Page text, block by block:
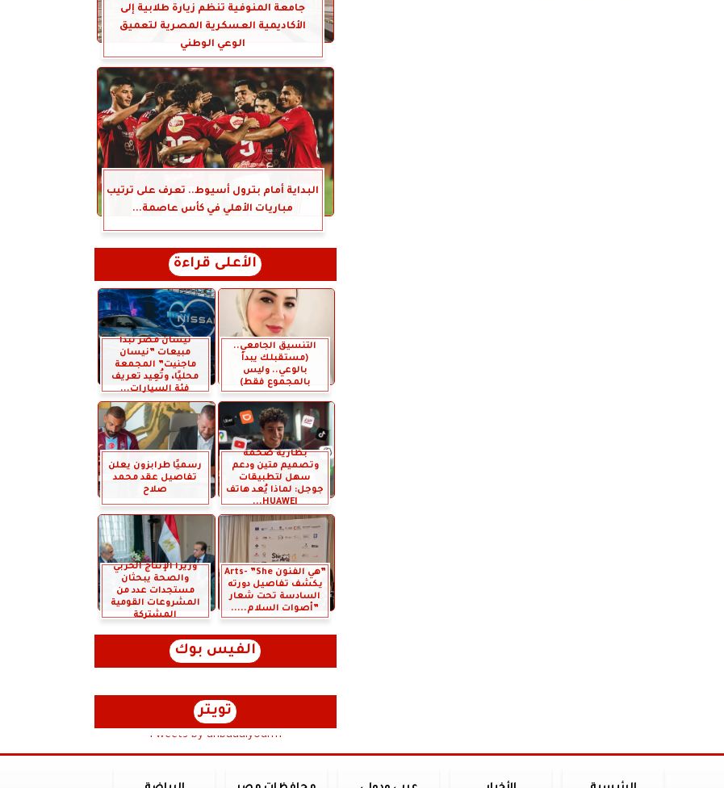
جامعة المنوفية تنظم زيارة طلابية إلى
الأكاديمية العسكرية المصرية لتعميق
الوعي الوطني
البداية أمام بترول أسيوط.. تعرف على ترتيب
مباريات الأهلي في كأس عاصمة...
الأعلى قراءة
التنسيق الجامعي..
(مستقبلك يبدأ
بالوعي.. وليس
بالمجموع فقط)
نيسان مصر تبدأ
مبيعات ”نيسان
ماجنيت” المجمعة
محليًا، وتُعِيد تعريف
فئة السيارات...
بطارية ضخمة
وتصميم متين ودعم
سهل لتطبيقات
جوجل: لماذا يُعد هاتف
HUAWEI...
رسميًا طرابزون يعلن
تفاصيل عقد محمد
صلاح
”هي الفنون Arts- ”She
يكشف تفاصيل دورته
السادسة تحت شعار
”أصوات السلام.....
وزيرا الإنتاج الحربي
والصحة يبحثان
مستجدات عدد من
المشروعات القومية
المشتركة
الفيس بوك
تويتر
Tweets by anbaaalyoum1